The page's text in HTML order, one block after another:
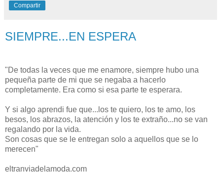
Compartir
SIEMPRE...EN ESPERA
"De todas la veces que me enamore, siempre hubo una
pequeña parte de mi que se negaba a hacerlo
completamente. Era como si esa parte te esperara.
Y si algo aprendi fue que...los te quiero, los te amo, los
besos, los abrazos, la atención y los te extraño...no se van
regalando por la vida.
Son cosas que se le entregan solo a aquellos que se lo
merecen"
eltranviadelamoda.com